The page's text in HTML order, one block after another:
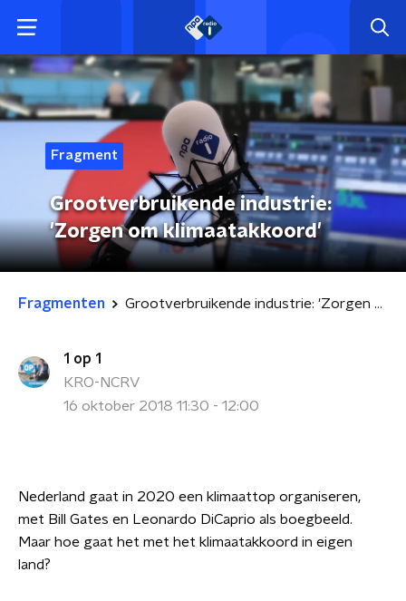
Fragment
Grootverbruikende industrie:
'Zorgen om klimaatakkoord'
Fragmenten Grootverbruikende industrie: 'Zorgen om klimaatakkoord'
1 op 1
KRO-NCRV
16 oktober 2018 11:30 - 12:00
Nederland gaat in 2020 een klimaattop organiseren,
met Bill Gates en Leonardo DiCaprio als boegbeeld.
Maar hoe gaat het met het klimaatakkoord in eigen
land?